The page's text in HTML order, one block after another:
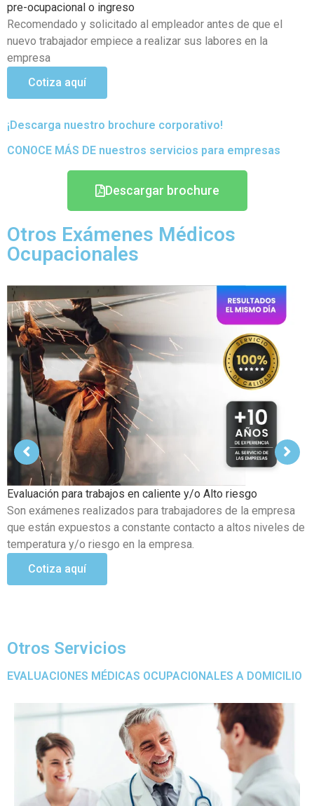
Objetivo de poder detectar si existen problemas de salud
que se hayan podido generar en el transcurso de sus
actividades
Cotiza aquí
¡Descarga nuestro brochure corporativo!
CONOCE MÁS DE nuestros servicios para empresas
Descargar brochure
Otros Exámenes Médicos
Ocupacionales
Examen Médico Ocupacional de Reincorporación Laboral
Este examen se realiza al colaborador que se incorpora a la
organización luego de haber sufrido alguna incapacidad
temporal propia del trabajo.
Cotiza aquí
Otros Servicios
EVALUACIONES MÉDICAS OCUPACIONALES A DOMICILIO